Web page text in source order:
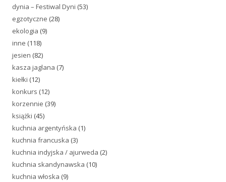
dynia – Festiwal Dyni (53)
egzotyczne (28)
ekologia (9)
inne (118)
jesien (82)
kasza jaglana (7)
kiełki (12)
konkurs (12)
korzennie (39)
książki (45)
kuchnia argentyńska (1)
kuchnia francuska (3)
kuchnia indyjska / ajurweda (2)
kuchnia skandynawska (10)
kuchnia włoska (9)